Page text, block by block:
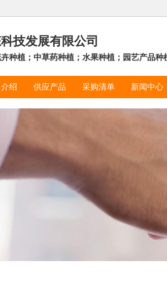
技发展有限公司
种植；中草药种植；水果种植；园艺产品种
绍 供应产品 采购清单 新闻中心